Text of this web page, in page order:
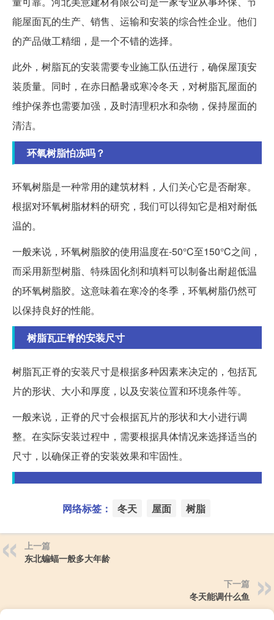
能屋面瓦的生产、销售、运输和安装的综合性企业。他们
的产品做工精细，是一个不错的选择。
此外，树脂瓦的安装需要专业施工队伍进行，确保屋顶安
装质量。同时，在赤日酷暑或寒冷冬天，对树脂瓦屋面的
维护保养也需要加强，及时清理积水和杂物，保持屋面的
清洁。
环氧树脂怕冻吗？
环氧树脂是一种常用的建筑材料，人们关心它是否耐寒。
根据对环氧树脂材料的研究，我们可以得知它是相对耐低
温的。
一般来说，环氧树脂胶的使用温度在-50°C至150°C之间，
而采用新型树脂、特殊固化剂和填料可以制备出耐超低温
的环氧树脂胶。这意味着在寒冷的冬季，环氧树脂仍然可
以保持良好的性能。
树脂瓦正脊的安装尺寸
树脂瓦正脊的安装尺寸是根据多种因素来决定的，包括瓦
片的形状、大小和厚度，以及安装位置和环境条件等。
一般来说，正脊的尺寸会根据瓦片的形状和大小进行调
整。在实际安装过程中，需要根据具体情况来选择适当的
尺寸，以确保正脊的安装效果和牢固性。
网络标签： 冬天 屋面 树脂
上一篇
东北蝙蝠一般多大年龄
下一篇
冬天能调什么鱼